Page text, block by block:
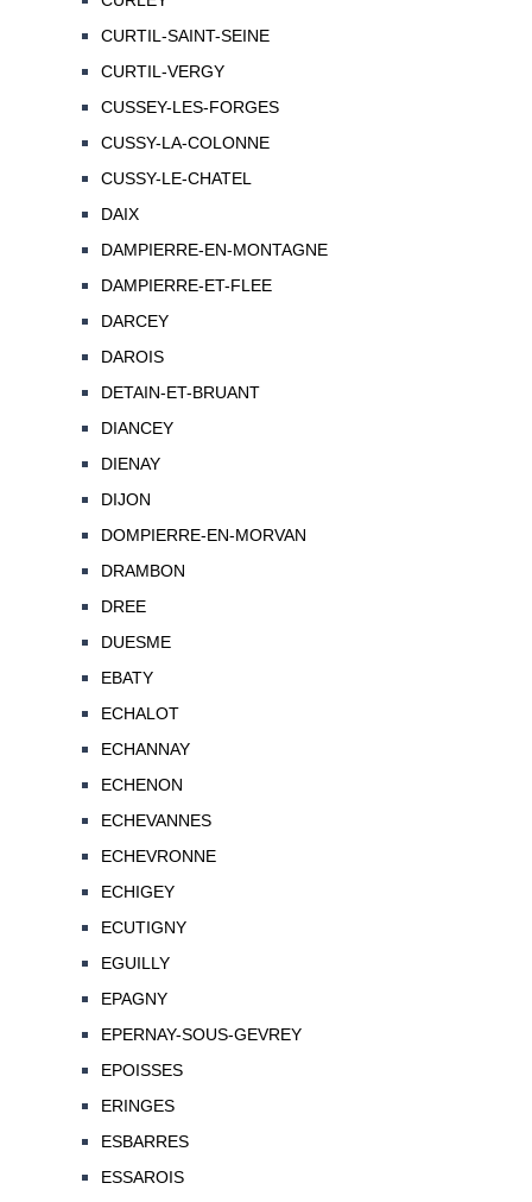
CURTIL-SAINT-SEINE
CURTIL-VERGY
CUSSEY-LES-FORGES
CUSSY-LA-COLONNE
CUSSY-LE-CHATEL
DAIX
DAMPIERRE-EN-MONTAGNE
DAMPIERRE-ET-FLEE
DARCEY
DAROIS
DETAIN-ET-BRUANT
DIANCEY
DIENAY
DIJON
DOMPIERRE-EN-MORVAN
DRAMBON
DREE
DUESME
EBATY
ECHALOT
ECHANNAY
ECHENON
ECHEVANNES
ECHEVRONNE
ECHIGEY
ECUTIGNY
EGUILLY
EPAGNY
EPERNAY-SOUS-GEVREY
EPOISSES
ERINGES
ESBARRES
ESSAROIS